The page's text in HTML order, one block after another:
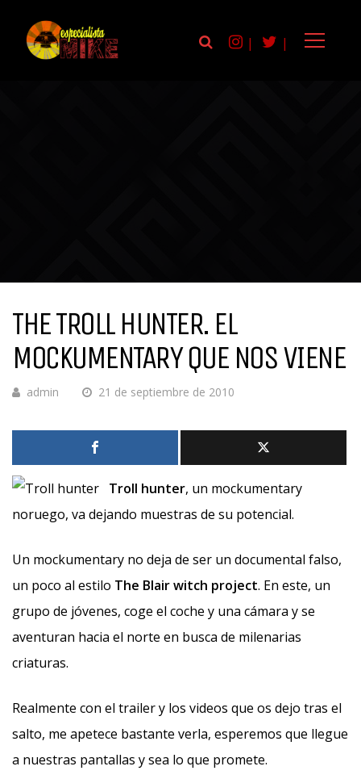
| |
THE TROLL HUNTER. EL
MOCKUMENTARY QUE NOS VIENE
admin 21 de septiembre de 2010
Troll hunter, un mockumentary
noruego, va dejando muestras de su potencial.
Un mockumentary no deja de ser un documental falso,
un poco al estilo The Blair witch project. En este, un
grupo de jóvenes, coge el coche y una cámara y se
aventuran hacia el norte en busca de milenarias
criaturas.
Realmente con el trailer y los videos que os dejo tras el
salto, me apetece bastante verla, esperemos que llegue
a nuestras pantallas y sea lo que promete.